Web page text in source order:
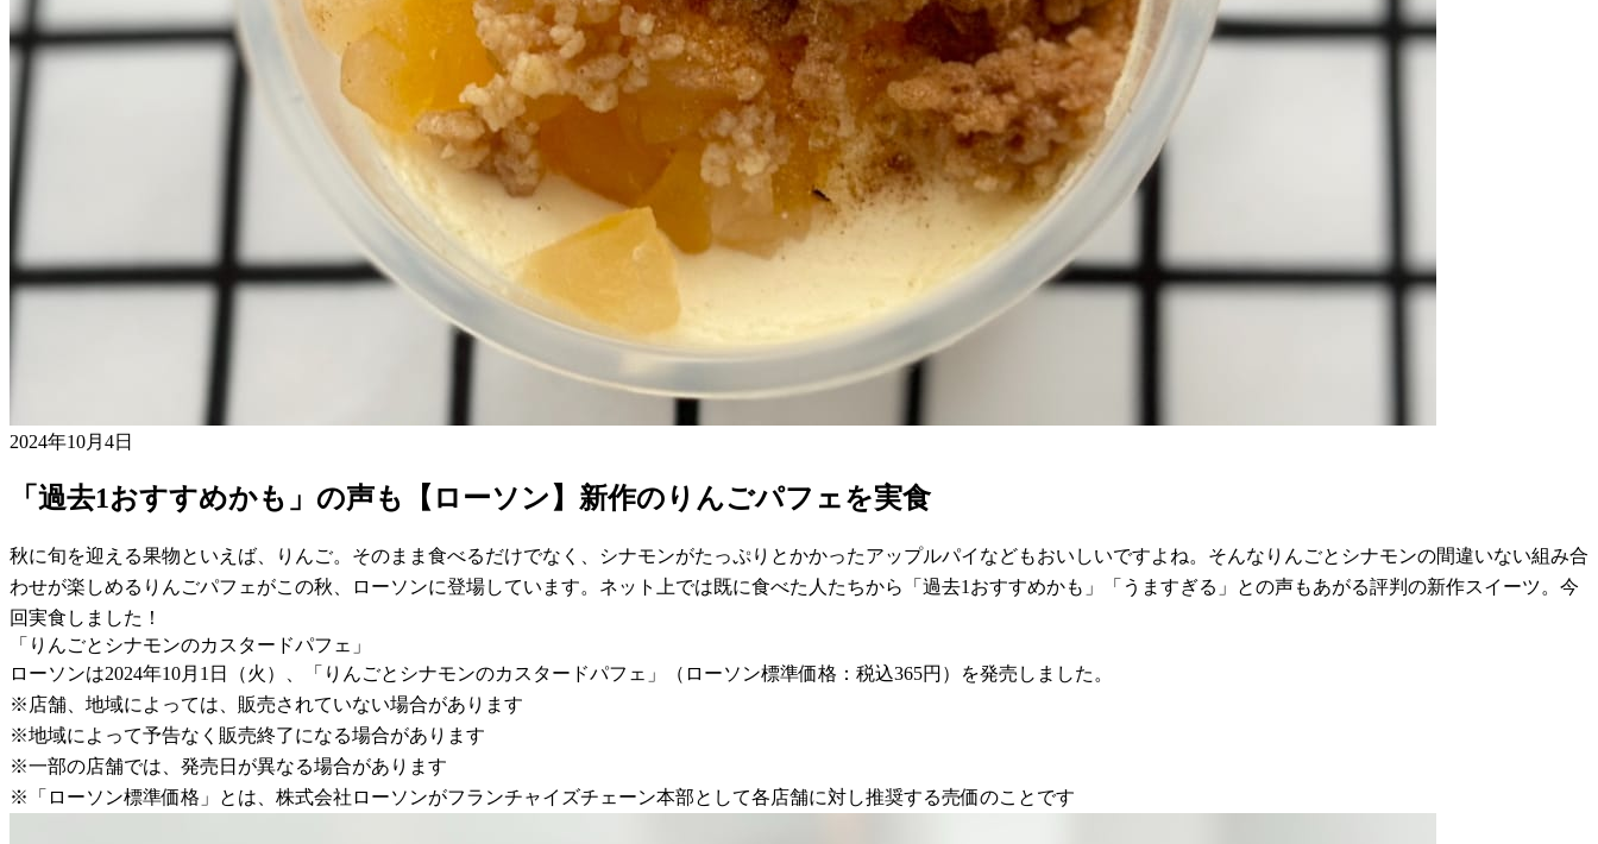
2024年10月4日
「過去1おすすめかも」の声も【ローソン】新作のりんごパフェを実食
秋に旬を迎える果物といえば、りんご。そのまま食べるだけでなく、シナモンがたっぷりとかかったアップルパイなどもおいしいですよね。そんなりんごとシナモンの間違いない組み合
わせが楽しめるりんごパフェがこの秋、ローソンに登場しています。ネット上では既に食べた人たちから「過去1おすすめかも」「うますぎる」との声もあがる評判の新作スイーツ。今
回実食しました！
「りんごとシナモンのカスタードパフェ」
ローソンは2024年10月1日（火）、「りんごとシナモンのカスタードパフェ」（ローソン標準価格：税込365円）を発売しました。
※店舗、地域によっては、販売されていない場合があります
※地域によって予告なく販売終了になる場合があります
※一部の店舗では、発売日が異なる場合があります
※「ローソン標準価格」とは、株式会社ローソンがフランチャイズチェーン本部として各店舗に対し推奨する売価のことです